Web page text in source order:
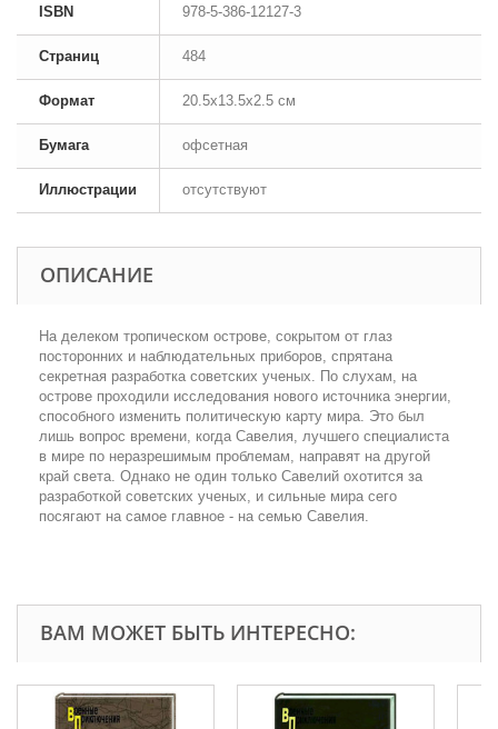
ISBN 978-5-386-12127-3
Страниц 484
Формат 20.5x13.5x2.5 см
Бумага офсетная
Иллюстрации отсутствуют
ОПИСАНИЕ
На делеком тропическом острове, сокрытом от глаз
посторонних и наблюдательных приборов, спрятана
секретная разработка советских ученых. По слухам, на
острове проходили исследования нового источника энергии,
способного изменить политическую карту мира. Это был
лишь вопрос времени, когда Савелия, лучшего специалиста
в мире по неразрешимым проблемам, направят на другой
край света. Однако не один только Савелий охотится за
разработкой советских ученых, и сильные мира сего
посягают на самое главное - на семью Савелия.
ВАМ МОЖЕТ БЫТЬ ИНТЕРЕСНО: